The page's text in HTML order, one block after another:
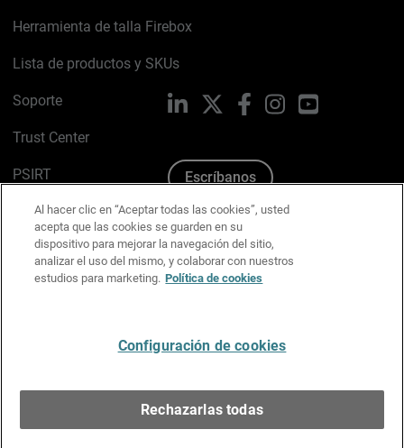
Herramienta de talla Firebox
Lista de productos y SKUs
Soporte
Trust Center
PSIRT
Política de cookies
Política de privacidad
Kit de medios y marca
LinkedIn FacebookInstagramYouTube
Escríbanos
Al hacer clic en “Aceptar todas las cookies”, usted
acepta que las cookies se guarden en su
dispositivo para mejorar la navegación del sitio,
analizar el uso del mismo, y colaborar con nuestros
estudios para marketing. Política de cookies
Configuración de cookies
Rechazarlas todas